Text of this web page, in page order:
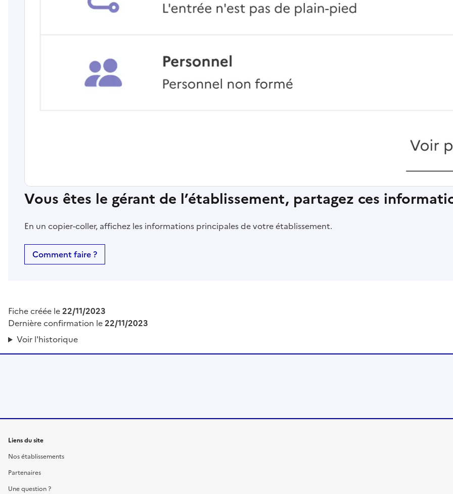
Vous êtes le gérant de l’établissement, partagez ces
En un copier-coller, affichez les informations principales de votre établissement.
Comment faire ?
Fiche créée le22/11/2023
Dernière confirmation le22/11/2023
Voir l'historique
Liens du site
Nos établissements
Partenaires
Une question ?